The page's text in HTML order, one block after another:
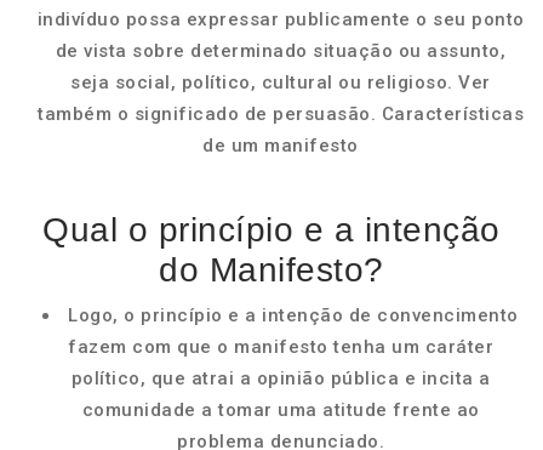
indivíduo possa expressar publicamente o seu ponto
de vista sobre determinado situação ou assunto,
seja social, político, cultural ou religioso. Ver
também o significado de persuasão. Características
de um manifesto
Qual o princípio e a intenção
do Manifesto?
Logo, o princípio e a intenção de convencimento
fazem com que o manifesto tenha um caráter
político, que atrai a opinião pública e incita a
comunidade a tomar uma atitude frente ao
problema denunciado.